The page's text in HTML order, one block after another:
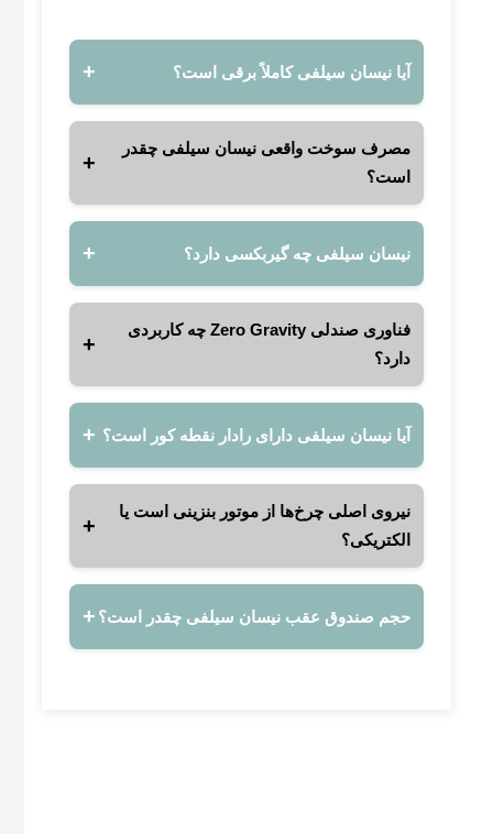
آیا نیسان سیلفی کاملاً برقی است؟
مصرف سوخت واقعی نیسان سیلفی چقدر
است؟
نیسان سیلفی چه گیربکسی دارد؟
فناوری صندلی Zero Gravity چه کاربردی
دارد؟
آیا نیسان سیلفی دارای رادار نقطه کور است؟
نیروی اصلی چرخ‌ها از موتور بنزینی است یا
الکتریکی؟
حجم صندوق عقب نیسان سیلفی چقدر است؟